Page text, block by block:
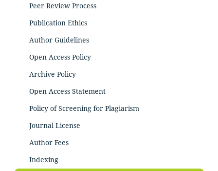
Peer Review Process
Publication Ethics
Author Guidelines
Open Access Policy
Archive Policy
Open Access Statement
Policy of Screening for Plagiarism
Journal License
Author Fees
Indexing